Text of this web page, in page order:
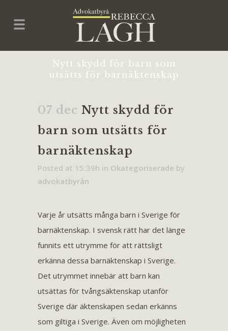
Nytt skydd för barn som
utsätts för barnäktenskap
07 dec Nytt skydd för
barn som utsätts för
barnäktenskap
Posted at 15:39h in Okategoriserade by
advokatbyrån
Varje år utsätts många barn i Sverige för
barnäktenskap. I svensk rätt har det länge
funnits ett utrymme för att rättsligt
erkänna dessa barnäktenskap i Sverige.
Det utrymmet innebär att barn kan
utsättas för tvångsäktenskap utanför
Sverige där äktenskapen sedan erkänns
som giltiga i Sverige. Även om möjligheten